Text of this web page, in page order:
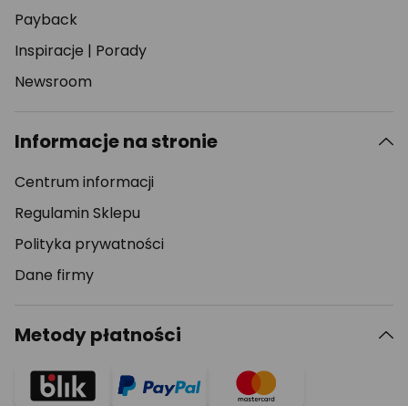
Payback
Inspiracje | Porady
Newsroom
Informacje na stronie
Centrum informacji
Regulamin Sklepu
Polityka prywatności
Dane firmy
Metody płatności